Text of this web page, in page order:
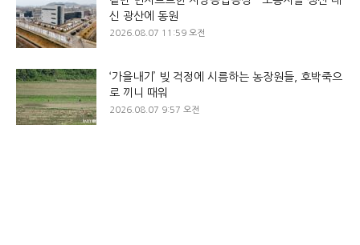
신 광산에 동원
2026.08.07 11:59 오전
‘가을내기’ 빚 걱정에 시름하는 농장원들, 호박죽으
로 끼니 때워
2026.08.07 9:57 오전